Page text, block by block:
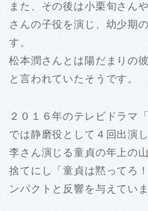
また、その後は小栗旬さん
さんの子役を演じ、幼少期
す。
松本潤さんとは陽だまりの
と言われていたそうです。
２０１６年のテレビドラマ
では静磨役として４回出演
李さん演じる童貞の年上の
捨てにし「童貞は黙ってろ
ンパクトと反響を与えてい